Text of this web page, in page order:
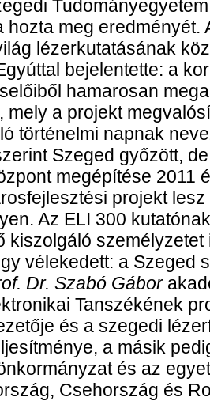
hozta meg eredményét.
lézerkutatásának
bejelentette: a
hamarosan
mely a projekt
történelmi napnak
Szeged győzött,
megépítése 2011
projekt
Az ELI 300
kiszolgáló személyzetet
vélekedett: a Szeged
Dr. Szabó Gábor
Tanszékének
és a szegedi
a másik
és az
Csehország és